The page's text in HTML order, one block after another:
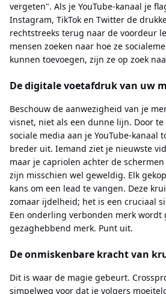
vergeten". Als je YouTube-kanaal je
Instagram, TikTok en Twitter de
rechtstreeks terug naar de voordeur
mensen zoeken naar hoe ze
kunnen toevoegen, zijn ze op zoek
De digitale voetafdruk van uw
Beschouw de aanwezigheid van je
visnet, niet als een dunne lijn. Door
sociale media aan je YouTube-kanaal
breder uit. Iemand ziet je nieuwste
maar je capriolen achter de
zijn misschien wel geweldig. Elk
kans om een ​​lead te vangen. Deze
zomaar ijdelheid; het is een cruciaal
Een onderling verbonden merk wordt
gezaghebbend merk. Punt uit.
De onmiskenbare kracht van
Dit is waar de magie gebeurt.
simpelweg voor dat je volgers